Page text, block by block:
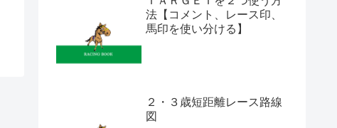
法【コメント、レース印、
馬印を使い分ける】
２・３歳短距離レース路線
図